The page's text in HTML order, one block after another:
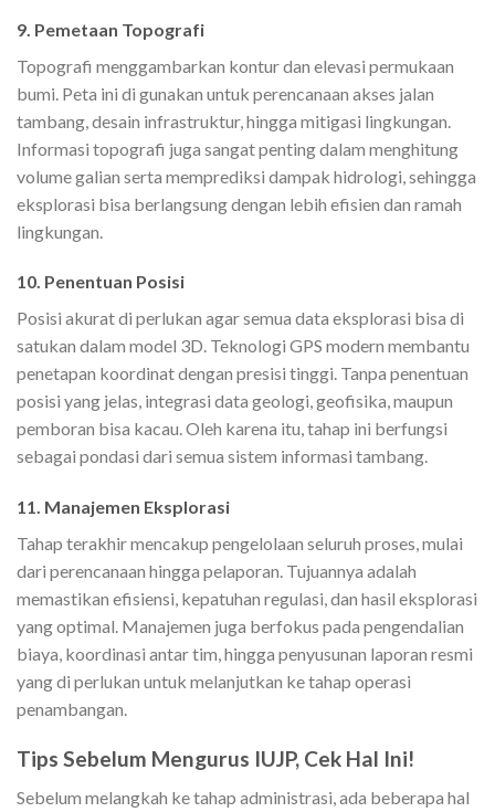
9. Pemetaan Topografi
Topografi menggambarkan kontur dan elevasi permukaan
bumi. Peta ini di gunakan untuk perencanaan akses jalan
tambang, desain infrastruktur, hingga mitigasi lingkungan.
Informasi topografi juga sangat penting dalam menghitung
volume galian serta memprediksi dampak hidrologi, sehingga
eksplorasi bisa berlangsung dengan lebih efisien dan ramah
lingkungan.
10. Penentuan Posisi
Posisi akurat di perlukan agar semua data eksplorasi bisa di
satukan dalam model 3D. Teknologi GPS modern membantu
penetapan koordinat dengan presisi tinggi. Tanpa penentuan
posisi yang jelas, integrasi data geologi, geofisika, maupun
pemboran bisa kacau. Oleh karena itu, tahap ini berfungsi
sebagai pondasi dari semua sistem informasi tambang.
11. Manajemen Eksplorasi
Tahap terakhir mencakup pengelolaan seluruh proses, mulai
dari perencanaan hingga pelaporan. Tujuannya adalah
memastikan efisiensi, kepatuhan regulasi, dan hasil eksplorasi
yang optimal. Manajemen juga berfokus pada pengendalian
biaya, koordinasi antar tim, hingga penyusunan laporan resmi
yang di perlukan untuk melanjutkan ke tahap operasi
penambangan.
Tips Sebelum Mengurus IUJP, Cek Hal Ini!
Sebelum melangkah ke tahap administrasi, ada beberapa hal